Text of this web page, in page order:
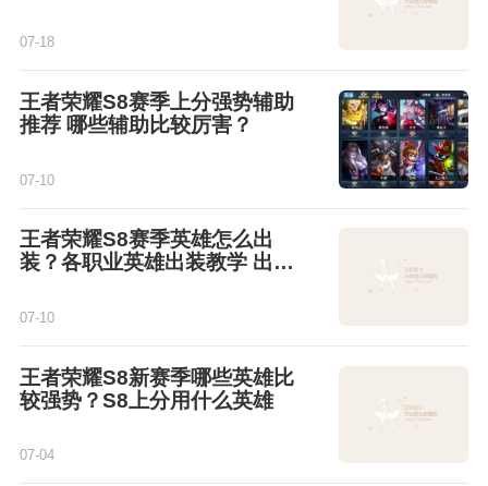
07-18
王者荣耀S8赛季上分强势辅助
推荐 哪些辅助比较厉害？
07-10
王者荣耀S8赛季英雄怎么出
装？各职业英雄出装教学 出装
07-10
王者荣耀S8新赛季哪些英雄比
较强势？S8上分用什么英雄
07-04